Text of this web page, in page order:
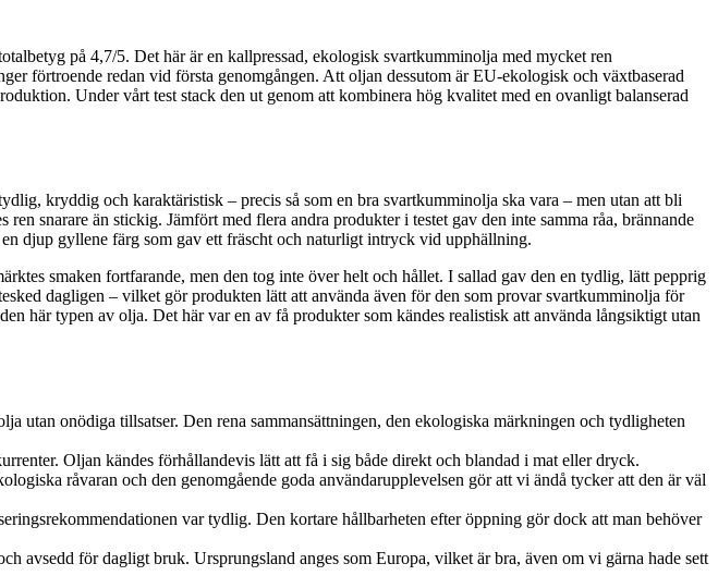
på 4,7/5. Det här är en kallpressad, ekologisk svartkumminolja med mycket ren
förtroende redan vid första genomgången. Att oljan dessutom är EU-ekologisk och växtbaserad
Under vårt test stack den ut genom att kombinera hög kvalitet med en ovanligt balanserad
kryddig och karaktäristisk – precis så som en bra svartkumminolja ska vara – men utan att bli
snarare än stickig. Jämfört med flera andra produkter i testet gav den inte samma råa, brännande
djup gyllene färg som gav ett fräscht och naturligt intryck vid upphällning.
smaken fortfarande, men den tog inte över helt och hållet. I sallad gav den en tydlig, lätt pepprig
dagligen – vilket gör produkten lätt att använda även för den som provar svartkumminolja för
här typen av olja. Det här var en av få produkter som kändes realistisk att använda långsiktigt utan
utan onödiga tillsatser. Den rena sammansättningen, den ekologiska märkningen och tydligheten
Oljan kändes förhållandevis lätt att få i sig både direkt och blandad i mat eller dryck.
råvaran och den genomgående goda användarupplevelsen gör att vi ändå tycker att den är väl
var tydlig. Den kortare hållbarheten efter öppning gör dock att man behöver
avsedd för dagligt bruk. Ursprungsland anges som Europa, vilket är bra, även om vi gärna hade sett